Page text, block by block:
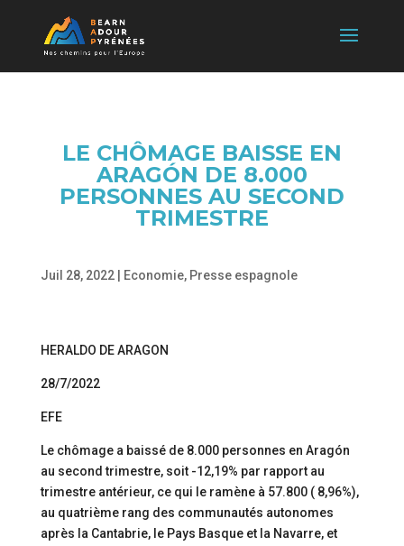
LE CHÔMAGE BAISSE EN
ARAGÓN DE 8.000
PERSONNES AU SECOND
TRIMESTRE
Juil 28, 2022| Economie, Presse espagnole
HERALDO DE ARAGON
28/7/2022
EFE
Le chômage a baissé de 8.000 personnes en Aragón
au second trimestre, soit -12,19% par rapport au
trimestre antérieur, ce qui le ramène à 57.800 ( 8,96%),
au quatrième rang des communautés autonomes
après la Cantabrie, le Pays Basque et la Navarre, et